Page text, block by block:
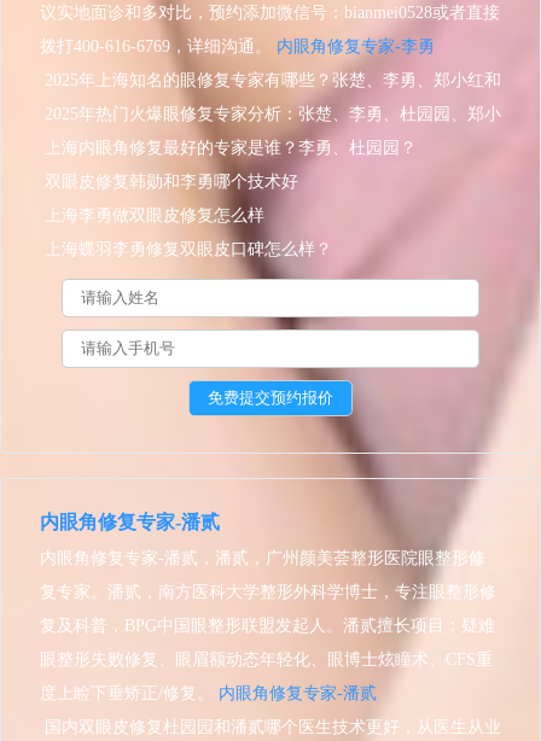
议实地面诊和多对比，预约添加微信号：bianmei0528或者直接
拨打400-616-6769，详细沟通。 内眼角修复专家-李勇
2025年上海知名的眼修复专家有哪些？张楚、李勇、郑小红和
杜园园？
2025年热门火爆眼修复专家分析：张楚、李勇、杜园园、郑小
红、常冬青、王恒
上海内眼角修复最好的专家是谁？李勇、杜园园？
双眼皮修复韩勋和李勇哪个技术好
上海李勇做双眼皮修复怎么样
上海蝶羽李勇修复双眼皮口碑怎么样？
内眼角修复专家-潘贰
内眼角修复专家-潘贰，潘贰，广州颜美荟整形医院眼整形修
复专家。潘贰，南方医科大学整形外科学博士，专注眼整形修
复及科普，BPG中国眼整形联盟发起人。潘贰擅长项目：疑难
眼整形失败修复、眼眉额动态年轻化、眼博士炫瞳术、CFS重
度上睑下垂矫正/修复。 内眼角修复专家-潘贰
国内双眼皮修复杜园园和潘贰哪个医生技术更好，从医生从业